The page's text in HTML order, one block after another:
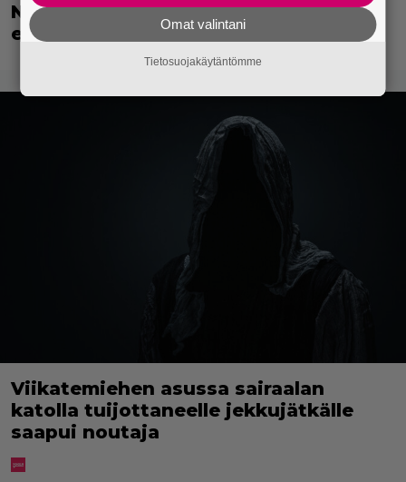
Nyt Netflixissä: Vuoden 2024 paras
elokuva!
Viikatemiehen asussa sairaalan
katolla tuijottaneelle jekkujätkälle
saapui noutaja
Omat valintani
Tietosuojakäytäntömme